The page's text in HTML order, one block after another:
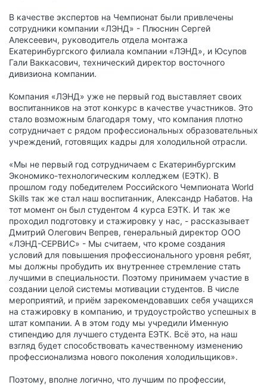
В качестве экспертов на Чемпионат были привлечены
сотрудники компании «ЛЭНД» - Плюснин Сергей
Алексеевич, руководитель отдела монтажа
Екатеринбургского филиала компании «ЛЭНД», и Юсупов
Гали Ваккасович, технический директор восточного
дивизиона компании.
Компания «ЛЭНД» уже не первый год выставляет своих
воспитанников на этот конкурс в качестве участников. Это
стало возможным благодаря тому, что компания плотно
сотрудничает с рядом профессиональных образовательных
учреждений, готовящих кадры для холодильной отрасли.
«Мы не первый год сотрудничаем с Екатеринбургским
Экономико-технологическим колледжем (ЕЭТК). В
прошлом году победителем Российского Чемпионата World
Skills так же стал наш воспитанник, Александр Набатов. На
тот момент он был студентом 4 курса ЕЭТК. И так же
проходил подготовку и стажировку у нас, - рассказывает
Дмитрий Олегович Вепрев, генеральный директор ООО
«ЛЭНД-СЕРВИС» - Мы считаем, что кроме создания
условий для повышения профессионального уровня ребят,
мы должны пробудить их внутреннее стремление стать
лучшими в специальности. Поэтому принимаем участие в
создании целой системы мотивации студентов. В числе
мероприятий, и приём зарекомендовавших себя учащихся
на стажировку в компанию, и трудоустройство успешных в
штат компании. А в этом году мы учредили Именную
стипендию для лучшего студента ЕЭТК. Всё это, на наш
взгляд будет способствовать качественному изменению
профессионализма нового поколения холодильщиков».
Поэтому, вполне логично, что лучшим по профессии,